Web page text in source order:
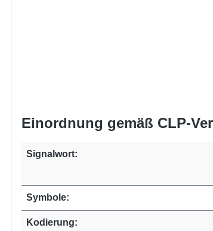
Einordnung gemäß CLP-
Signalwort:
Symbole:
Kodierung: